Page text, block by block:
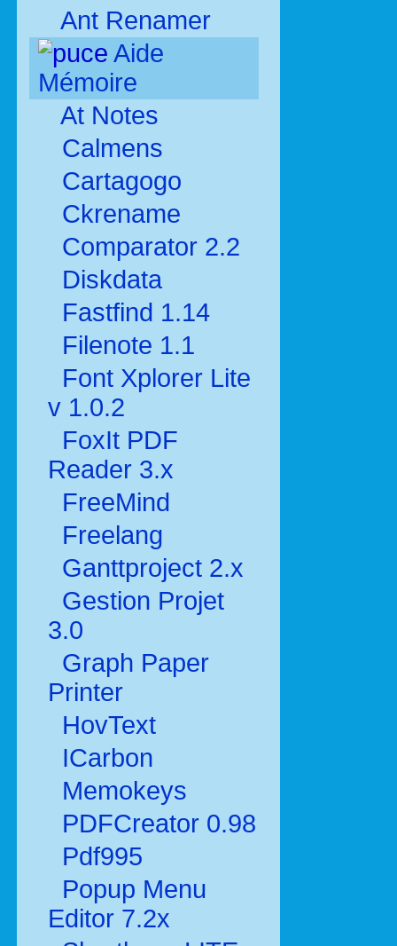
Ant Renamer
Aide
Mémoire
At Notes
Calmens
Cartagogo
Ckrename
Comparator 2.2
Diskdata
Fastfind 1.14
Filenote 1.1
Font Xplorer Lite
v 1.0.2
FoxIt PDF
Reader 3.x
FreeMind
Freelang
Ganttproject 2.x
Gestion Projet
3.0
Graph Paper
Printer
HovText
ICarbon
Memokeys
PDFCreator 0.98
Pdf995
Popup Menu
Editor 7.2x